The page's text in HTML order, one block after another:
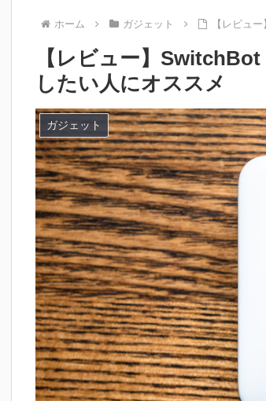
ホーム ガジェット 【レビュ
【レビュー】
したい人にオススメ
ガジェット